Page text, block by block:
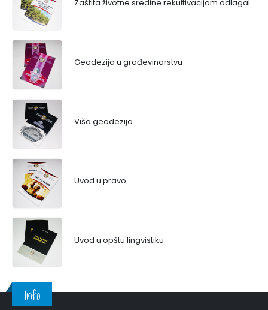
Zaštita životne sredine rekultivacijom odlagališta
Geodezija u građevinarstvu
Viša geodezija
Uvod u pravo
Uvod u opštu lingvistiku
Info